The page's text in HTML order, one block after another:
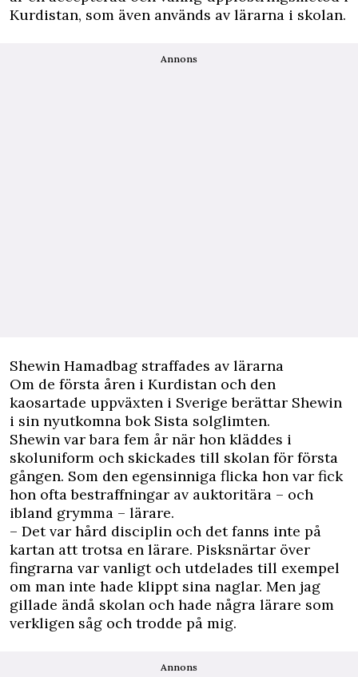
Kurdistan, som även används av lärarna i skolan.
Annons
Shewin Hamadbag straffades av lärarna
Om de första åren i Kurdistan och den
kaosartade uppväxten i Sverige berättar Shewin
i sin nyutkomna bok Sista solglimten.
Shewin var bara fem år när hon kläddes i
skoluniform och skickades till skolan för första
gången. Som den egensinniga flicka hon var fick
hon ofta bestraffningar av auktoritära – och
ibland grymma – lärare.
– Det var hård disciplin och det fanns inte på
kartan att trotsa en lärare. Pisksnärtar över
fingrarna var vanligt och utdelades till exempel
om man inte hade klippt sina naglar. Men jag
gillade ändå skolan och hade några lärare som
verkligen såg och trodde på mig.
Annons